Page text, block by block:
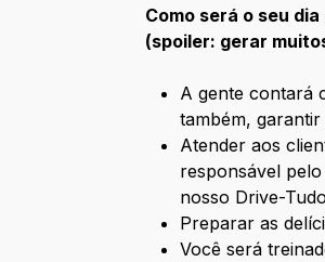
Como será o seu dia
(spoiler: gerar
A gente contará
também,
Atender aos
responsável
nosso Drive-
Preparar as
Você será